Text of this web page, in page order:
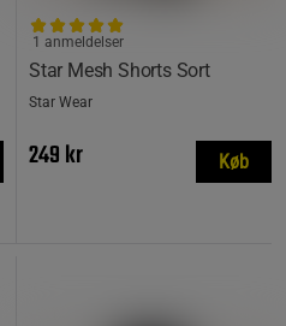
Star Mesh Shorts Sort
1 anmeldelser
Star Wear
249 kr Køb